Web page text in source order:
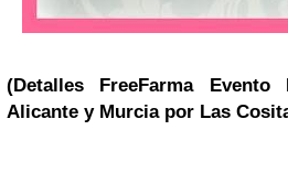
(Detalles FreeFarma
Alicante y Murcia por Las